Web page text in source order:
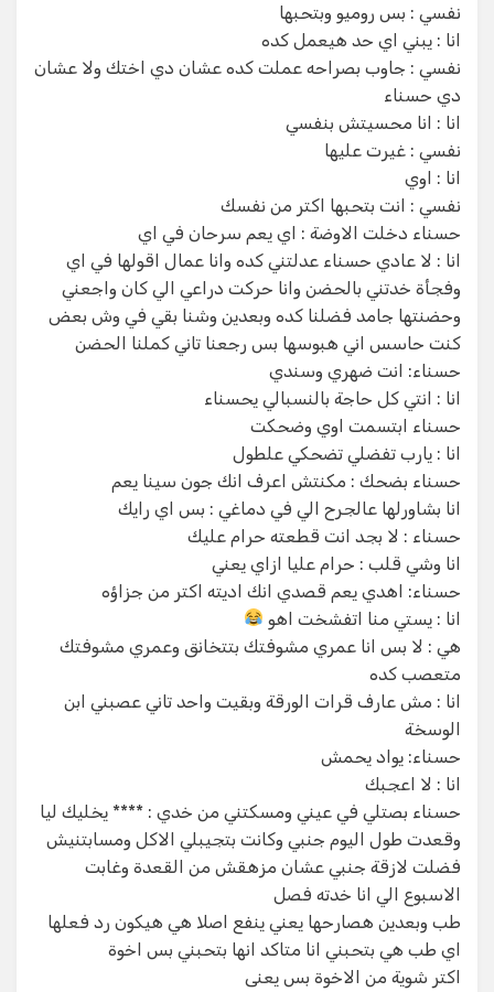
نفسي : بس روميو وبتحبها
انا : يبني اي حد هيعمل كده
نفسي : جاوب بصراحه عملت كده عشان دي اختك ولا عشان
دي حسناء
انا : انا محسيتش بنفسي
نفسي : غيرت عليها
انا : اوي
نفسي : انت بتحبها اكتر من نفسك
حسناء دخلت الاوضة : اي يعم سرحان في اي
انا : لا عادي حسناء عدلتني كده وانا عمال اقولها في اي
وفجأة خدتني بالحضن وانا حركت دراعي الي كان واجعني
وحضنتها جامد فضلنا كده وبعدين وشنا بقي في وش بعض
كنت حاسس اني هبوسها بس رجعنا تاني كملنا الحضن
حسناء: انت ضهري وسندي
انا : انتي كل حاجة بالنسبالي يحسناء
حسناء ابتسمت اوي وضحكت
انا : يارب تفضلي تضحكي علطول
حسناء بضحك : مكنتش اعرف انك جون سينا يعم
انا بشاورلها عالجرح الي في دماغي : بس اي رايك
حسناء : لا بجد انت قطعته حرام عليك
انا وشي قلب : حرام عليا ازاي يعني
حسناء: اهدي يعم قصدي انك اديته اكتر من جزاؤه
انا : يستي منا اتفشخت اهو
هي : لا بس انا عمري مشوفتك بتتخانق وعمري مشوفتك
متعصب كده
انا : مش عارف قرات الورقة وبقيت واحد تاني عصبني ابن
الوسخة
حسناء: يواد يحمش
انا : لا اعجبك
حسناء بصتلي في عيني ومسكتني من خدي : **** يخليك ليا
وقعدت طول اليوم جنبي وكانت بتجيبلي الاكل ومسابتنيش
فضلت لازقة جنبي عشان مزهقش من القعدة وغابت
الاسبوع الي انا خدته فصل
طب وبعدين هصارحها يعني ينفع اصلا هي هيكون رد فعلها
اي طب هي بتحبني انا متاكد انها بتحبني بس اخوة
اكتر شوية من الاخوة بس يعنى